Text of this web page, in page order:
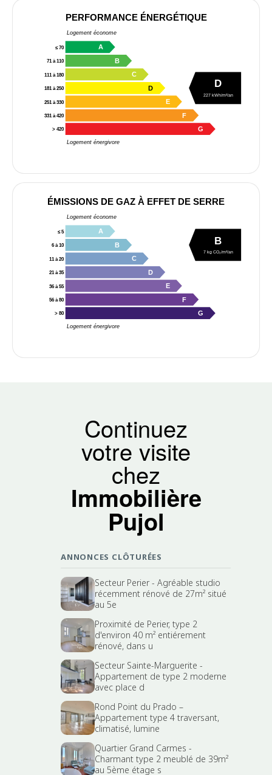
PERFORMANCE ÉNERGÉTIQUE
Logement économe
Logement énergivore
≤ 70 A
71 à 110 B
111 à 180 C
181 à 250 D
251 à 330 E
331 à 420 F
> 420 G
D
227 kWh/m²/an
ÉMISSIONS DE GAZ À EFFET DE SERRE
Logement économe
Logement énergivore
≤ 5 A
6 à 10 B
11 à 20 C
21 à 35 D
36 à 55 E
56 à 80 F
> 80 G
B
7 kg CO₂/m²/an
Continuez
votre visite
chez
Immobilière
Pujol
ANNONCES CLÔTURÉES
Secteur Perier - Agréable studio
récemment rénové de 27m² situé
au 5e
Proximité de Perier, type 2
d'environ 40 m² entiérement
rénové, dans u
Secteur Sainte-Marguerite -
Appartement de type 2 moderne
avec place d
Rond Point du Prado –
Appartement type 4 traversant,
climatisé, lumine
Quartier Grand Carmes -
Charmant type 2 meublé de 39m²
au 5ème étage s